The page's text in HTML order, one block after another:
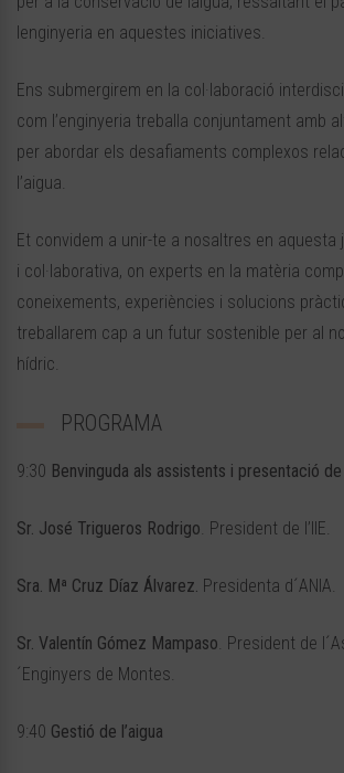
lenginyeria en aquestes iniciatives.
Ens submergirem en la col·laboració
com l’enginyeria treballa conjuntament amb
per abordar els desafiaments complexos
l’aigua.
Et convidem a unir-te a nosaltres en aquesta
i col·laborativa, on experts en la matèria
coneixements, experiències i solucions
treballarem cap a un futur sostenible per al
hídric.
PROGRAMA
9:30 Benvinguda als assistents i presentació
Sr. José Trigueros Rodrigo. President de l’IIE.
Sra. Mª Cruz Díaz Álvarez. Presidenta d´ANIA.
Sr. Valentín Gómez Mampaso. President de
´Enginyers de Montes.
9:40 Gestió de l’aigua